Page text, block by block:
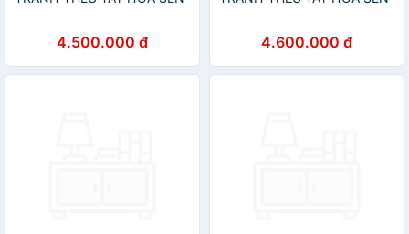
4.500.000 đ 4.600.000 đ